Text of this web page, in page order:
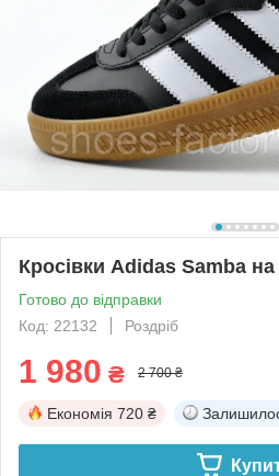
Кросівки Adidas Samba на
Готово до відправки
Код: 22132
Роздріб
1 980 ₴ 2 700 ₴
Економія 720 ₴